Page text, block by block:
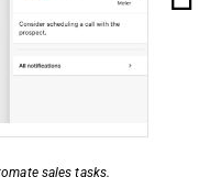
sales tasks.